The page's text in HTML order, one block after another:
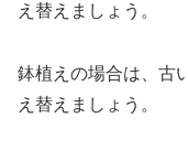
え替えましょう。
鉢植えの場合は、古
え替えましょう。